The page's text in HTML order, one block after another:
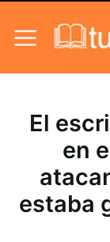
El
en
estaba